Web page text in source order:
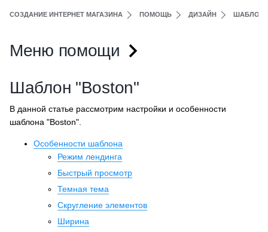
СОЗДАНИЕ ИНТЕРНЕТ МАГАЗИНА ПОМОЩЬ ДИЗАЙН
Меню помощи
Шаблон "Boston"
В данной статье рассмотрим настройки и особенности
шаблона "Boston".
Особенности шаблона
Режим лендинга
Быстрый просмотр
Темная тема
Скругление элементов
Ширина